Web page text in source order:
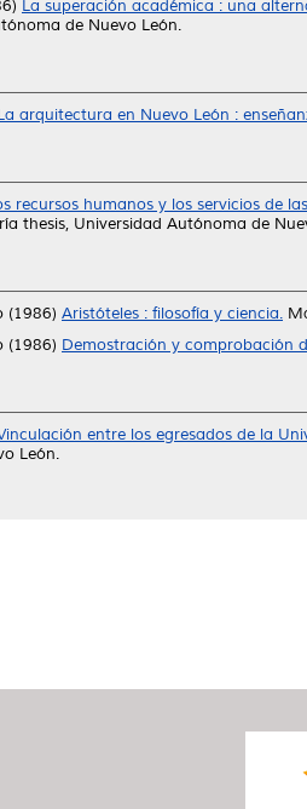
La superación académica : una
de Nuevo León.
arquitectura en Nuevo León :
recursos humanos y los servicios de
thesis, Universidad Autónoma de
(1986) Aristóteles : filosofía y ciencia.
(1986) Demostración y comprobación
entre los egresados de la
León.